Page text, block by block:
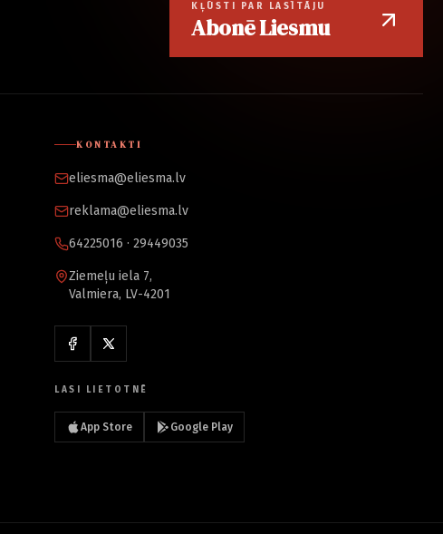
KĻŪSTI PAR LASĪTĀJU
Abonē Liesmu
KONTAKTI
eliesma@eliesma.lv
reklama@eliesma.lv
64225016 · 29449035
Ziemeļu iela 7,
Valmiera, LV-4201
LASI LIETOTNĒ
App Store Google Play